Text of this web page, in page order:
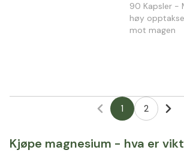
90 Kapsler -
høy
mot magen
1 2
Kjøpe magnesium - hva er